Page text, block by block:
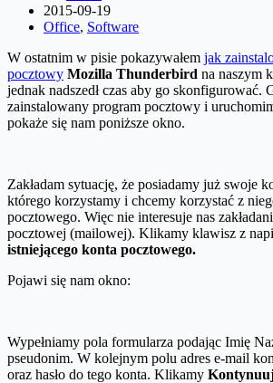
2015-09-19
Office, Software
W ostatnim w pisie pokazywałem jak
pocztowy Mozilla Thunderbird na naszym
jednak nadszedł czas aby go skonfigurować.
zainstalowany program pocztowy i
pokaże się nam poniższe okno.
Zakładam sytuację, że posiadamy już swoje
którego korzystamy i chcemy korzystać z
pocztowego. Więc nie interesuje nas
pocztowej (mailowej). Klikamy klawisz z
istniejącego konta pocztowego.
Pojawi się nam okno:
Wypełniamy pola formularza podając Imię
pseudonim. W kolejnym polu adres e-mail
oraz hasło do tego konta. Klikamy